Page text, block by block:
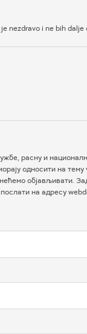
nezdravo i ne bih
расну и
односити на
објављивати.
на адресу